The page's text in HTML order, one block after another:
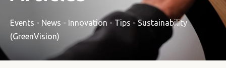
Events - News - Innovation - Tips - Sustainability
(GreenVision)